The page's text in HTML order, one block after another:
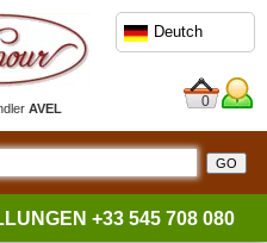
AVEL
Deutch
0
+33 545 708 080